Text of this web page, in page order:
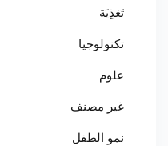
تَغذِيَة
تكنولوجيا
علوم
غير مصنف
نمو الطفل